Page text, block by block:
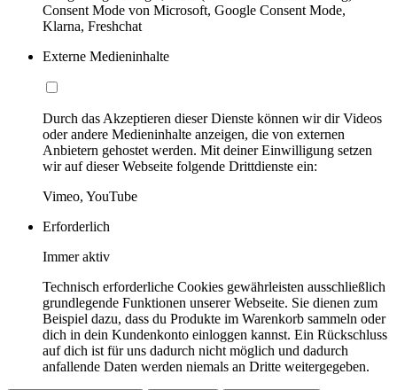
Consent Mode von Microsoft, Google Consent Mode,
Klarna, Freshchat
Externe Medieninhalte
Durch das Akzeptieren dieser Dienste können wir dir Videos
oder andere Medieninhalte anzeigen, die von externen
Anbietern gehostet werden. Mit deiner Einwilligung setzen
wir auf dieser Webseite folgende Drittdienste ein:
Vimeo, YouTube
Erforderlich
Immer aktiv
Technisch erforderliche Cookies gewährleisten ausschließlich
grundlegende Funktionen unserer Webseite. Sie dienen zum
Beispiel dazu, dass du Produkte im Warenkorb sammeln oder
dich in dein Kundenkonto einloggen kannst. Ein Rückschluss
auf dich ist für uns dadurch nicht möglich und dadurch
anfallende Daten werden niemals an Dritte weitergegeben.